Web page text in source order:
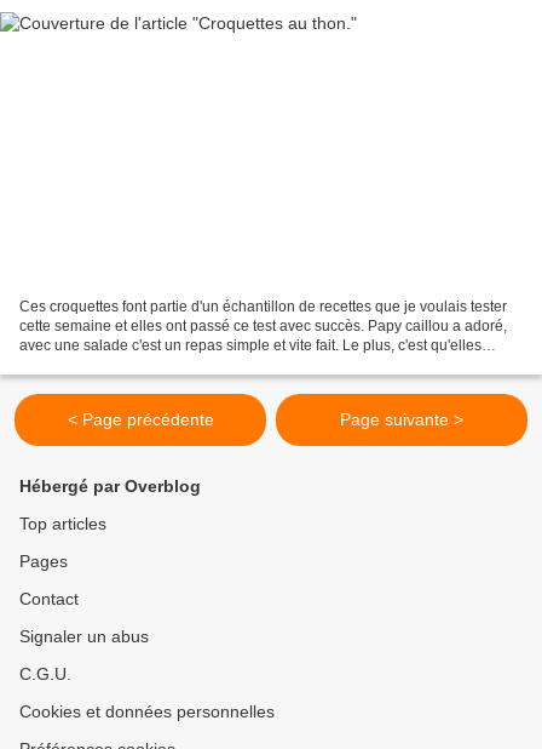
Ces croquettes font partie d'un échantillon de recettes que je voulais tester
cette semaine et elles ont passé ce test avec succès. Papy caillou a adoré,
avec une salade c'est un repas simple et vite fait. Le plus, c'est qu'elles
< Page précédente Page suivante >
Hébergé par Overblog
Top articles
Pages
Contact
Signaler un abus
C.G.U.
Cookies et données personnelles